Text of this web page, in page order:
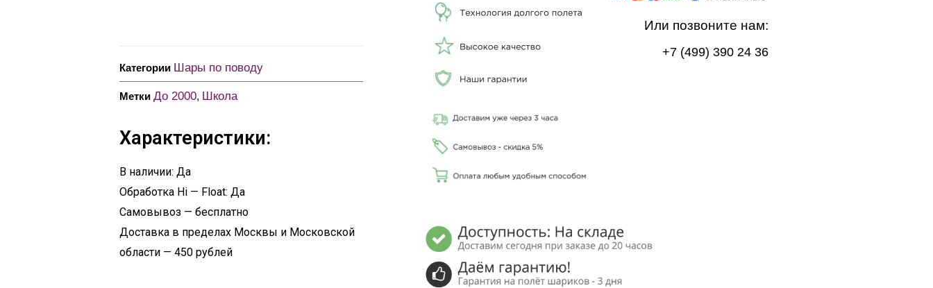
Категории Шары по поводу
Метки До 2000, Школа
Характеристики:
В наличии: Да
Обработка Hi — Float: Да
Самовывоз — бесплатно
Доставка в пределах Москвы и Московской
области — 450 рублей
Или позвоните нам:
+7 (499) 390 24 36